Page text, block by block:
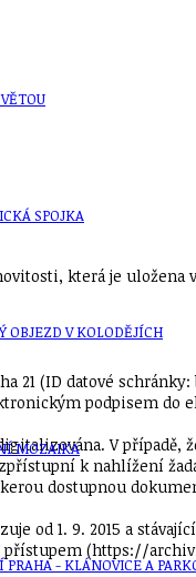
SPOJKA
OBJEZD V KOLODĚJÍCH
MOZAIKA
PRAHA - KLÁNOVICE A
která je uložena
21 (ID datové schránky:
podpisem do
V
k nahlížení
dostupnou
od 1. 9. 2015 a
(https://